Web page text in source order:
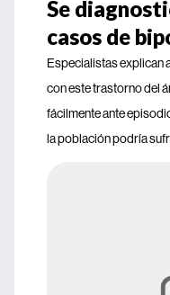
Se
casos de
Especialistas explican
con este trastorno del
fácilmente ante
la población podría